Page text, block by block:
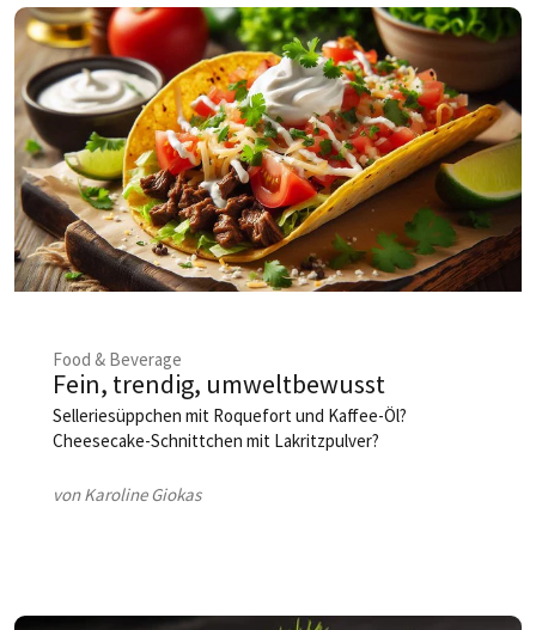
Food & Beverage
Fein, trendig, umweltbewusst
Selleriesüppchen mit Roquefort und Kaffee-Öl?
Cheesecake-Schnittchen mit Lakritzpulver?
von Karoline Giokas